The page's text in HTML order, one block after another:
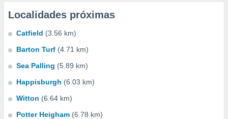
Localidades próximas
Catfield (3.56 km)
Barton Turf (4.71 km)
Sea Palling (5.89 km)
Happisburgh (6.03 km)
Witton (6.64 km)
Potter Heigham (6.78 km)